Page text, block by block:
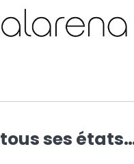
tous ses